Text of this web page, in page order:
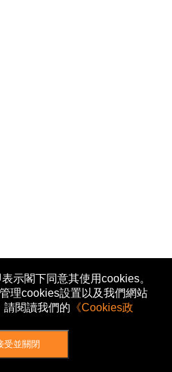
示閣下同意其使用cookies。
理cookies設置以及我們網站
請閱讀我們的 《Cookies政
受並關閉